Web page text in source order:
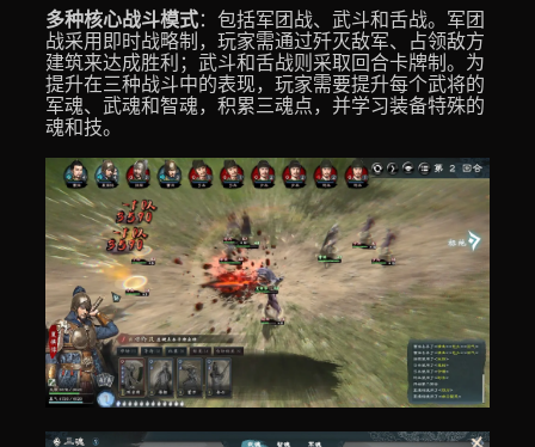
多种核心战斗模式：包括军团战、武斗和舌战。军团
战采用即时战略制，玩家需通过歼灭敌军、占领敌方
建筑来达成胜利；武斗和舌战则采取回合卡牌制。为
提升在三种战斗中的表现，玩家需要提升每个武将的
军魂、武魂和智魂，积累三魂点，并学习装备特殊的
魂和技。